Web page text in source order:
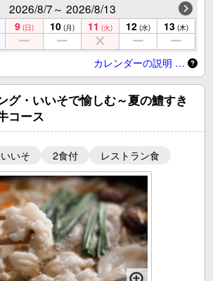
2026/8/7～ 2026/8/13
9 (日) 10 (月) 11 (火) 12 (水) 13 (木)
カレンダーの説明 …
グ・いいそで愉しむ～夏の鱧すき
コース
いそ 2食付 レストラン食